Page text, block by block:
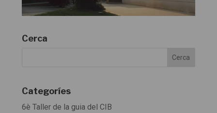
Cerca
Categoríes
6è Taller de la guia del CIB